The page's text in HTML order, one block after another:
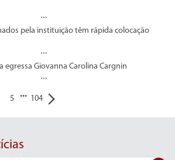
pela instituição têm rápida colocação
egressa Giovanna Carolina Cargnin
5 ... 104